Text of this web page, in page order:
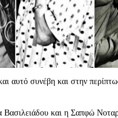
αυτό συνέβη και στην
Βασιλειάδου και η Σαπφώ